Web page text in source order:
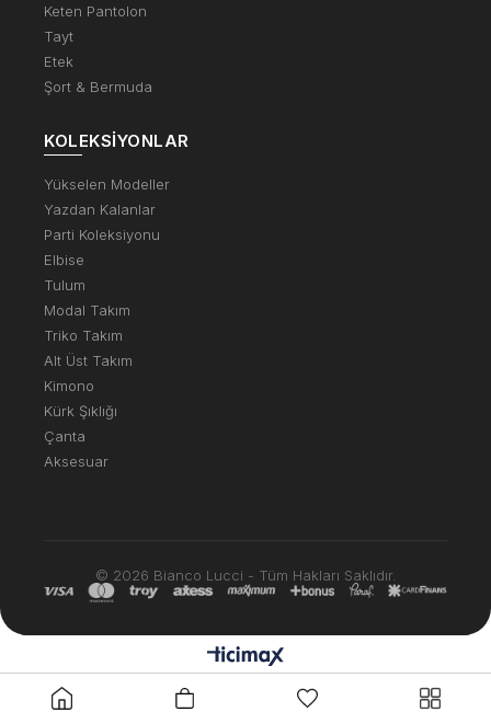
Keten Pantolon
Tayt
Etek
Şort & Bermuda
KOLEKSIYONLAR
Yükselen Modeller
Yazdan Kalanlar
Parti Koleksiyonu
Elbise
Tulum
Modal Takım
Triko Takım
Alt Üst Takım
Kimono
Kürk Şıklığı
Çanta
Aksesuar
© 2026 Bianco Lucci - Tüm Hakları Saklıdır.